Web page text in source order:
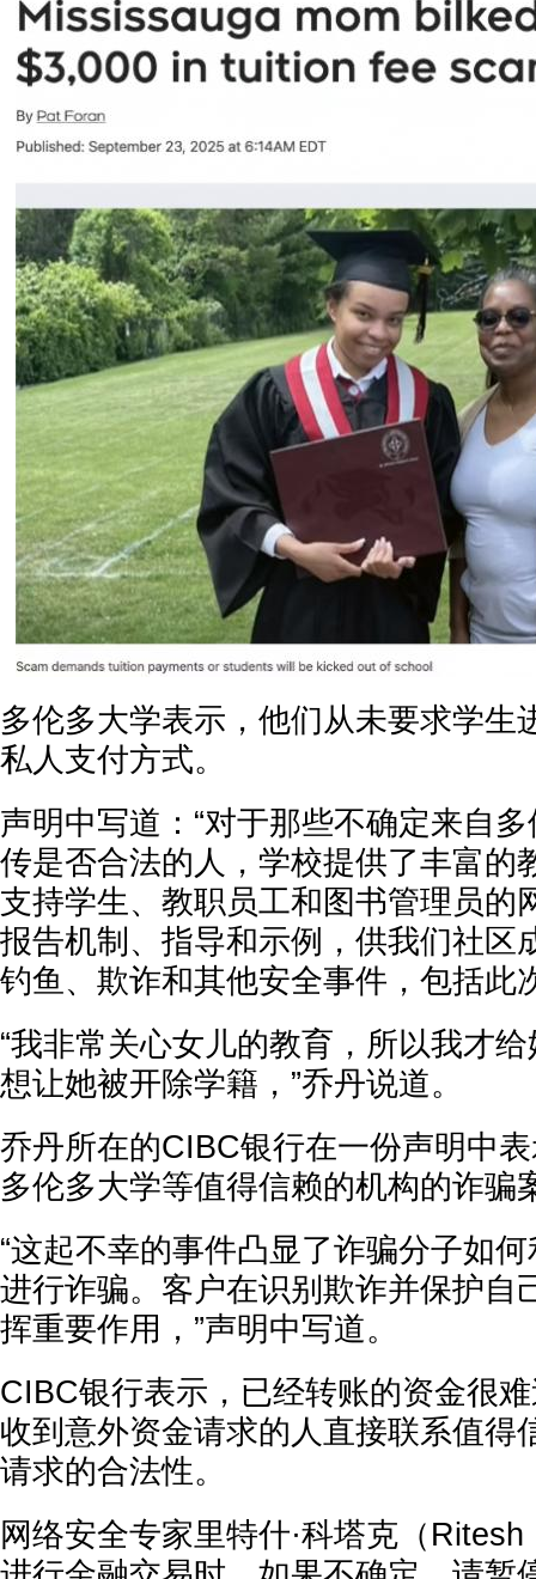
多伦多大学表示，他们从未要求学生
私人支付方式。
声明中写道：“对于那些不确定来自
传是否合法的人，学校提供了丰富的
支持学生、教职员工和图书管理员的
报告机制、指导和示例，供我们社区
钓鱼、欺诈和其他安全事件，包括此
“我非常关心女儿的教育，所以我才
想让她被开除学籍，”乔丹说道。
乔丹所在的CIBC银行在一份声明中
多伦多大学等值得信赖的机构的诈骗
“这起不幸的事件凸显了诈骗分子如
进行诈骗。客户在识别欺诈并保护自
挥重要作用，”声明中写道。
CIBC银行表示，已经转账的资金很
收到意外资金请求的人直接联系值得
请求的合法性。
网络安全专家里特什·科塔克（